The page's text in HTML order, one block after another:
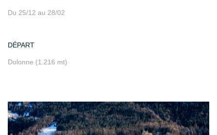
Du 25/12 au 28/02
DÉPART
Dolonne (1.216 mt)